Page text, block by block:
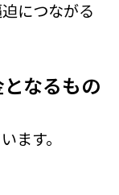
につながる
なるもの
ます。